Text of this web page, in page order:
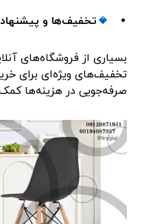
تخفیف‌ها و
بسیاری از فروشگاه‌های
تخفیف‌های ویژه‌ای برای
صرفه‌جویی در هزینه‌ها